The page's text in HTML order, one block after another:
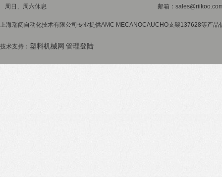
周日、周六休息 邮箱：
上海瑞阔自动化技术有限公司专业提供AMC MECANOCAUCHO支架137628等产
技术支持： 塑料机械网 管理登陆